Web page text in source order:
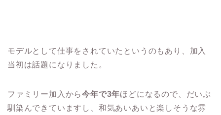
モデルとして仕事をされていたというのもあり、加入
当初は話題になりました。
ファミリー加入から今年で3年ほどになるので、だいぶ
馴染んできていますし、和気あいあいと楽しそうな雰